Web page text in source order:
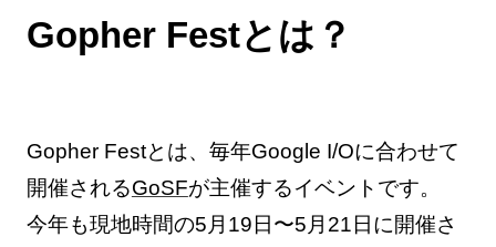
Gopher Festとは？
Gopher Festとは、毎年Google I/Oに合わせて
開催されるGoSFが主催するイベントです。
今年も現地時間の5月19日〜5月21日に開催さ